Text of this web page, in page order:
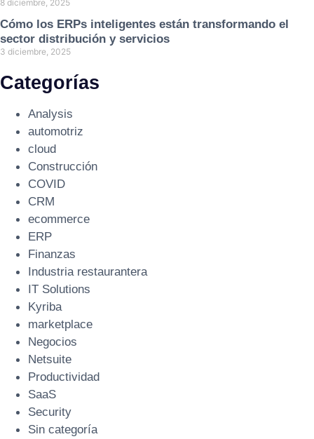
8 diciembre, 2025
Cómo los ERPs inteligentes están transformando el
sector distribución y servicios
3 diciembre, 2025
Categorías
Analysis
automotriz
cloud
Construcción
COVID
CRM
ecommerce
ERP
Finanzas
Industria restaurantera
IT Solutions
Kyriba
marketplace
Negocios
Netsuite
Productividad
SaaS
Security
Sin categoría